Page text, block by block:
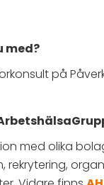
med?
på
med olika
rekrytering,